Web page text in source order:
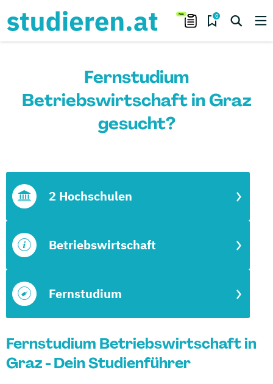
0
Fernstudium
Betriebswirtschaft in Graz
gesucht?
Fernstudium
Betriebswirtschaft
2 Hochschulen
Fernstudium Betriebswirtschaft in
Graz - Dein Studienführer